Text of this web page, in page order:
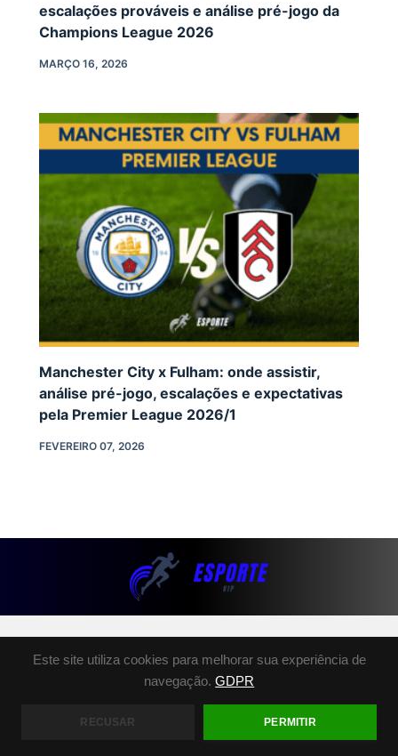
Este site utiliza cookies para melhorar sua experiência de
navegação. GDPR
RECUSAR PERMITIR
escalações prováveis e análise pré-jogo da
Champions League 2026
MARÇO 16, 2026
Manchester City x Fulham: onde assistir,
análise pré-jogo, escalações e expectativas
pela Premier League 2026/1
FEVEREIRO 07, 2026
POLÍTICA DE PRIVACIDADE
TERMOS E CONDIÇÕES
COPYRIGHT © 2026 - ESPORTE.VIP